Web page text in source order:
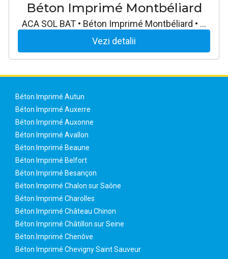
Béton Imprimé Montbéliard
ACA SOL BAT • Béton Imprimé Montbéliard • …
Vezi detalii
Béton Imprimé Autun
Béton Imprimé Auxerre
Béton Imprimé Auxonne
Béton Imprimé Avallon
Béton Imprimé Beaune
Béton Imprimé Belfort
Béton Imprimé Besançon
Béton Imprimé Chalon sur Saône
Béton Imprimé Charolles
Béton Imprimé Château Chinon
Béton Imprimé Châtillon sur Seine
Béton Imprimé Chenôve
Béton Imprimé Chevigny Saint Sauveur